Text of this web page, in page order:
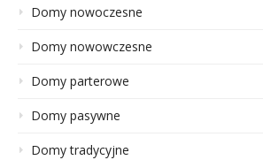
Domy nowoczesne
Domy nowowczesne
Domy parterowe
Domy pasywne
Domy tradycyjne